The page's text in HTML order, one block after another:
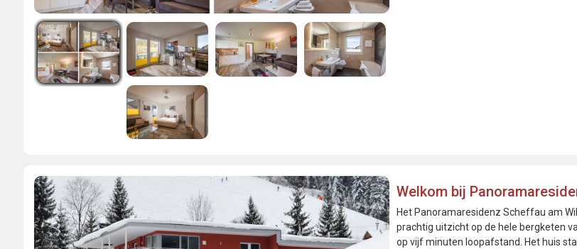
Welkom bij
Het Panoramaresidenz Scheffau am
prachtig uitzicht op de hele bergketen
op vijf minuten loopafstand. Het huis